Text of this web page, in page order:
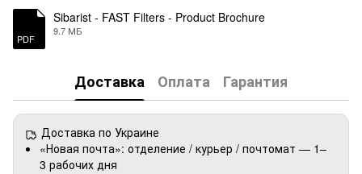
PDF
Sibarist - FAST Filters - Product Brochure
9.7 МБ
Доставка Оплата Гарантия
Доставка по Украине
«Новая почта»: отделение / курьер / почтомат — 1–
3 рабочих дня